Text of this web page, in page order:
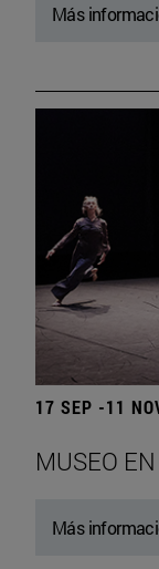
Más
17 SEP -11
MUSEO
Más